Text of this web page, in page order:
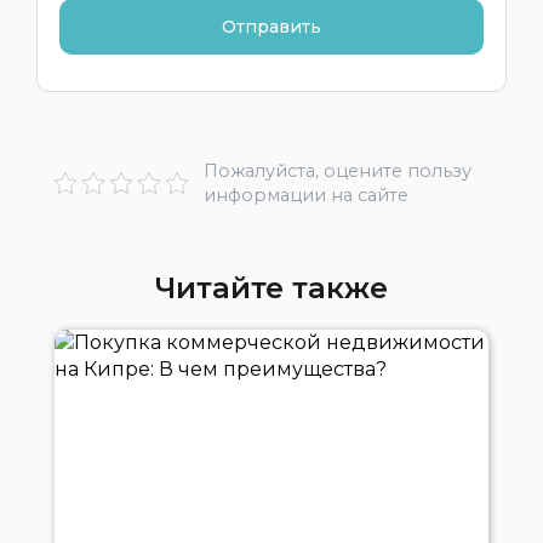
Пожалуйста, оцените пользу
информации на сайте
Читайте также